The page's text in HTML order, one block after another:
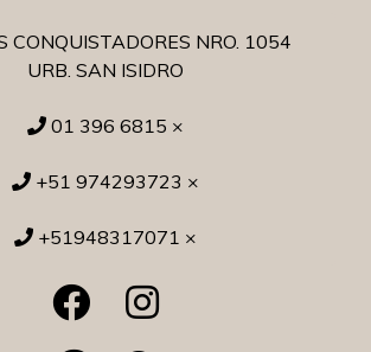
CONQUISTADORES NRO. 1054
URB. SAN ISIDRO
01 396 6815 ×
+51 974293723 ×
+51948317071 ×